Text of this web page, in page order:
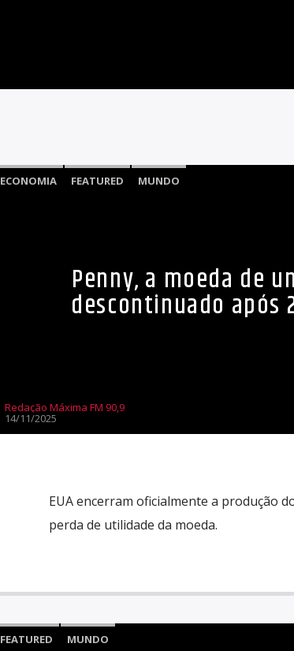
ECONOMIA FEATURED MUNDO
Penny, a moeda de
descontinuado após
Redação Máxima FM 90,9
14/11/2025
EUA encerram oficialmente a produção
perda de utilidade da moeda.
FEATURED MUNDO